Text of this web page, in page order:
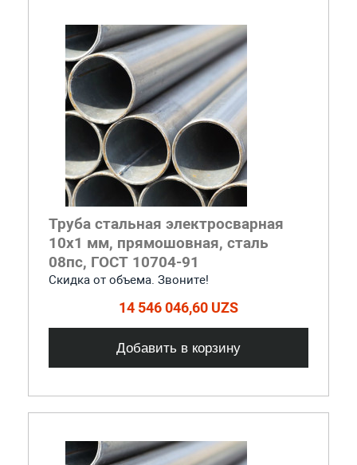
Труба стальная электросварная
10x1 мм, прямошовная, сталь
08пс, ГОСТ 10704-91
Скидка от объема. Звоните!
14 546 046,60 UZS
Добавить в корзину